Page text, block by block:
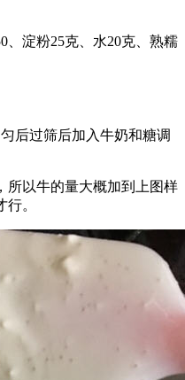
、淀粉25克、水20克、熟糯
后过筛后加入牛奶和糖调
所以牛的量大概加到上图样
。